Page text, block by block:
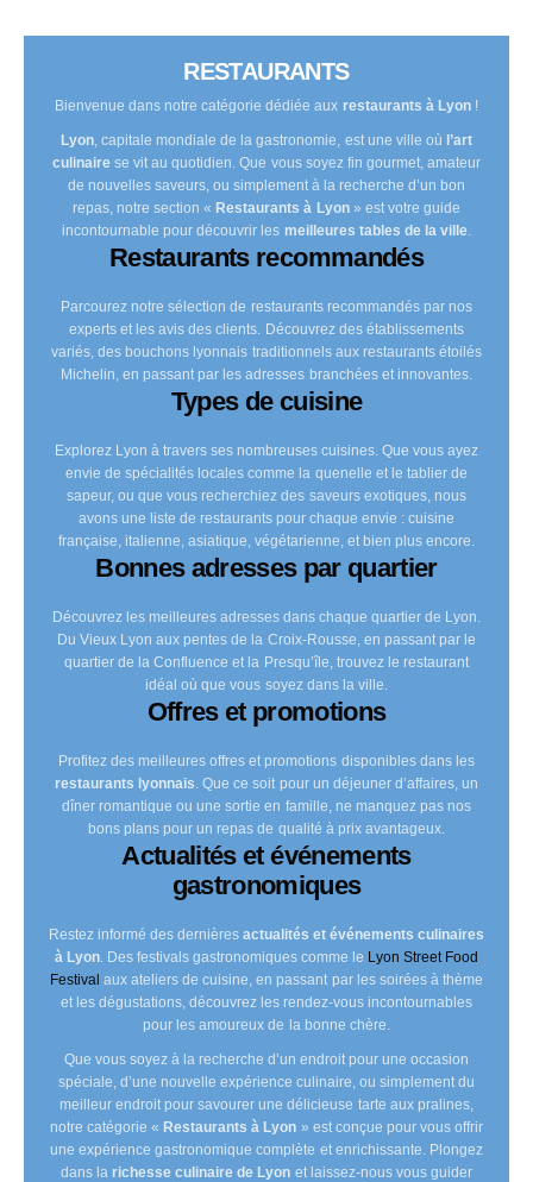
RESTAURANTS
Bienvenue dans notre catégorie dédiée aux restaurants à Lyon!
Lyon, capitale mondiale de la gastronomie, est une ville où l’art
culinaire se vit au quotidien. Que vous soyez fin gourmet, amateur
de nouvelles saveurs, ou simplement à la recherche d’un bon
repas, notre section « Restaurants à Lyon» est votre guide
incontournable pour découvrir les meilleures tables de la ville.
Restaurants recommandés
Parcourez notre sélection de restaurants recommandés par nos
experts et les avis des clients. Découvrez des établissements
variés, des bouchons lyonnais traditionnels aux restaurants étoilés
Michelin, en passant par les adresses branchées et innovantes.
Types de cuisine
Explorez Lyon à travers ses nombreuses cuisines. Que vous ayez
envie de spécialités locales comme la quenelle et le tablier de
sapeur, ou que vous recherchiez des saveurs exotiques, nous
avons une liste de restaurants pour chaque envie : cuisine
française, italienne, asiatique, végétarienne, et bien plus encore.
Bonnes adresses par quartier
Découvrez les meilleures adresses dans chaque quartier de Lyon.
Du Vieux Lyon aux pentes de la Croix-Rousse, en passant par le
quartier de la Confluence et la Presqu’île, trouvez le restaurant
idéal où que vous soyez dans la ville.
Offres et promotions
Profitez des meilleures offres et promotions disponibles dans les
restaurants lyonnais. Que ce soit pour un déjeuner d’affaires, un
dîner romantique ou une sortie en famille, ne manquez pas nos
bons plans pour un repas de qualité à prix avantageux.
Actualités et événements
gastronomiques
Restez informé des dernières actualités et événements culinaires
à Lyon. Des festivals gastronomiques comme le Lyon Street Food
Festival aux ateliers de cuisine, en passant par les soirées à thème
et les dégustations, découvrez les rendez-vous incontournables
pour les amoureux de la bonne chère.
Que vous soyez à la recherche d’un endroit pour une occasion
spéciale, d’une nouvelle expérience culinaire, ou simplement du
meilleur endroit pour savourer une délicieuse tarte aux pralines,
notre catégorie « Restaurants à Lyon » est conçue pour vous offrir
une expérience gastronomique complète et enrichissante. Plongez
dans la richesse culinaire de Lyon et laissez-nous vous guider